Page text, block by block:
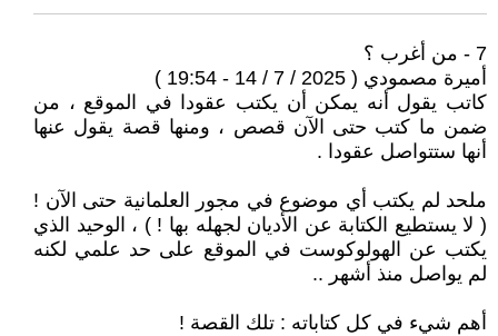
7 - من أغرب ؟
أميرة مصمودي ( 2025 / 7 / 14 - 19:54 )
كاتب يقول أنه يمكن أن يكتب عقودا في الموقع ، من
ضمن ما كتب حتى الآن قصص ، ومنها قصة يقول عنها
أنها ستتواصل عقودا .
ملحد لم يكتب أي موضوع في مجور العلمانية حتى الآن !
( لا يستطيع الكتابة عن الأديان لجهله بها ! ) ، الوحيد الذي
يكتب عن الهولوكوست في الموقع على حد علمي لكنه
لم يواصل منذ أشهر ..
أهم شيء في كل كتاباته : تلك القصة !